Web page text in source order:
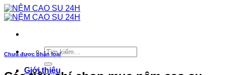
Skip
to
Tìm
kiếm:
Giới thiệu
Chưa được phân loại